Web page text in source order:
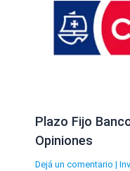
Plazo Fijo
Opiniones
Dejá un comentario |